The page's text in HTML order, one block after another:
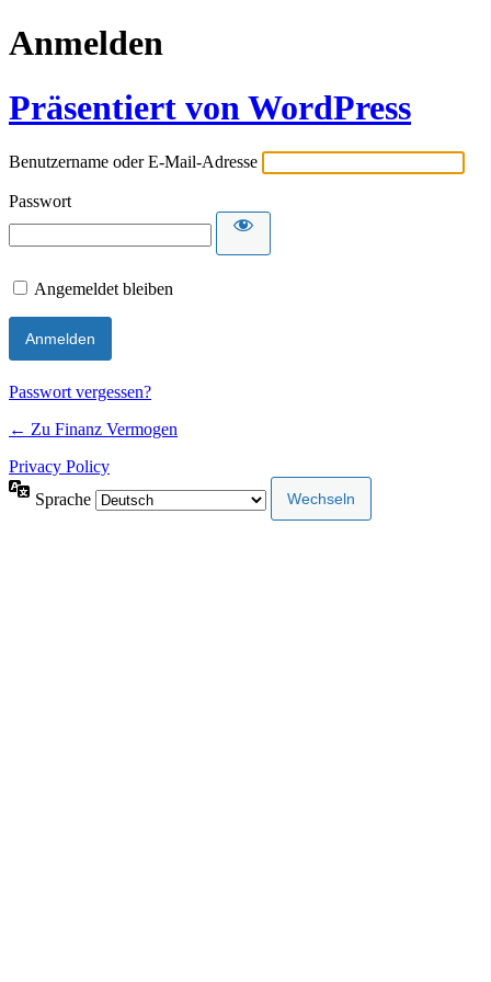
Anmelden
Präsentiert von WordPress
Benutzername oder E-Mail-Adresse
Passwort
Angemeldet bleiben
Passwort vergessen?
← Zu Finanz Vermogen
Privacy Policy
Sprache